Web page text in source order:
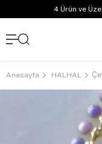
4 Ürün ve
Anasayfa HALHAL